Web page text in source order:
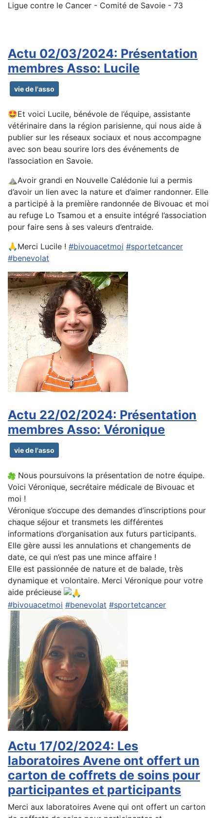
Ligue contre le Cancer - Comité de Savoie - 73
Actu 02/03/2024: Présentation
membres Asso: Lucile
vie de l'asso
🤩Et voici Lucile, bénévole de l’équipe, assistante
vétérinaire dans la région parisienne, qui nous aide à
publier sur les réseaux sociaux et nous accompagne
avec son beau sourire lors des événements de
l’association en Savoie.
⛰️Avoir grandi en Nouvelle Calédonie lui a permis
d’avoir un lien avec la nature et d’aimer randonner. Elle
a participé à la première randonnée de Bivouac et moi
au refuge Lo Tsamou et a ensuite intégré l’association
pour faire sens à ses valeurs d’entraide.
🙏Merci Lucile ! #bivouacetmoi #sportetcancer
#benevolat
Actu 22/02/2024: Présentation
membres Asso: Véronique
vie de l'asso
Nous poursuivons la présentation de notre équipe.
Voici Véronique, secrétaire médicale de Bivouac et
moi !
Véronique s’occupe des demandes d’inscriptions pour
chaque séjour et transmets les différentes
informations d’organisation aux futurs participants.
Elle gère aussi les annulations et changements de
date, ce qui n’est pas une mince affaire !
Elle est passionnée de nature et de balade, très
dynamique et volontaire. Merci Véronique pour votre
aide précieuse
#bivouacetmoi #benevolat #sportetcancer
Actu 17/02/2024: Les
laboratoires Avene ont offert un
carton de coffrets de soins pour
participantes et participants
Merci aux laboratoires Avene qui ont offert un carton